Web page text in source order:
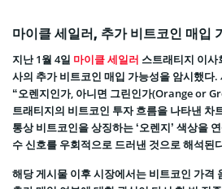
마이클 세일러, 추가 비트코인 매입
지난 1월 4일 마이클 세일러 스트래티지 이사
사의 추가 비트코인 매입 가능성을 암시했다
“오렌지인가, 아니면 그린인가(Orange or
트래티지의 비트코인 투자 흐름을 나타낸 차
통상 비트코인을 상징하는 ‘오렌지’ 색상을
수 신호를 우회적으로 드러낸 것으로 해석된
해당 게시물 이후 시장에서는 비트코인 가격